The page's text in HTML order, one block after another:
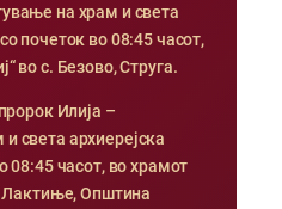
на храм и света
почеток во 08:45 часот,
во с. Безово, Струга.
Илија –
света архиерејска
08:45 часот, во храмот
Лактиње, Општина